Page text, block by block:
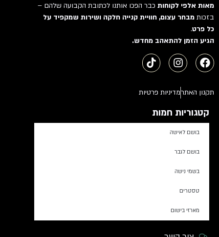
מאות אלפי לקוחותכבר הפכו אותנו לכתובת הקבועה שלהם –
בזכותמבחר עצום, חוויית קנייה חלקה ושירות שמקפיד על
כל פרט.
הגיע הזמן להתאהב מחדש.
תקנון האתרמדיניות פרטיות
קטגוריות חמות
בושם לאישה
בושם לגבר
בשמי נישה
טסטרים
מארזי בישום